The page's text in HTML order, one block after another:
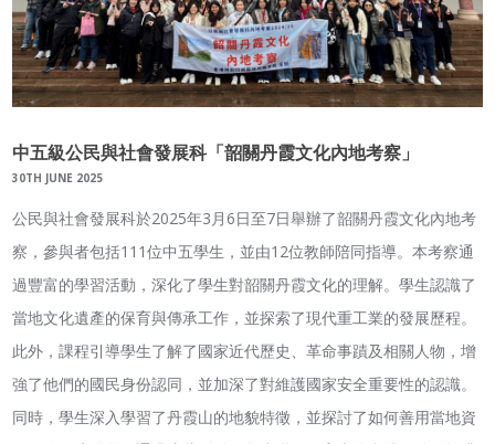
中五級公民與社會發展科「韶關丹霞文化內地考察」
30TH JUNE 2025
公民與社會發展科於2025年3月6日至7日舉辦了韶關丹霞文化內地考
察，參與者包括111位中五學生，並由12位教師陪同指導。本考察通
過豐富的學習活動，深化了學生對韶關丹霞文化的理解。學生認識了
當地文化遺產的保育與傳承工作，並探索了現代重工業的發展歷程。
此外，課程引導學生了解了國家近代歷史、革命事蹟及相關人物，增
強了他們的國民身份認同，並加深了對維護國家安全重要性的認識。
同時，學生深入學習了丹霞山的地貌特徵，並探討了如何善用當地資